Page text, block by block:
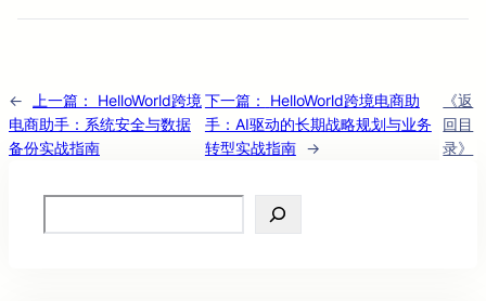
← 上一篇：
HelloWorld跨境
电商助手：系统安全与数据
备份实战指南
下一篇：
HelloWorld跨境电商助
手：AI驱动的长期战略规划与业务
转型实战指南 →
《返
回目
录》